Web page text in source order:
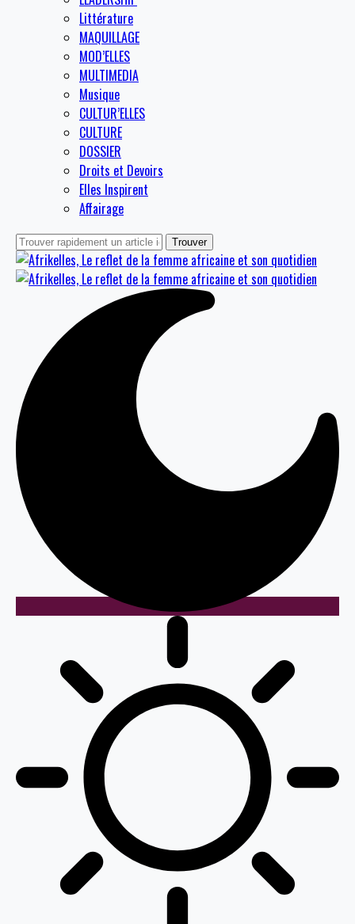
Littérature
MAQUILLAGE
MOD’ELLES
MULTIMEDIA
Musique
CULTUR’ELLES
CULTURE
DOSSIER
Droits et Devoirs
Elles Inspirent
Affairage